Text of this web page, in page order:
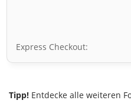
Express Checkout:
Tipp! Entdecke alle weiteren